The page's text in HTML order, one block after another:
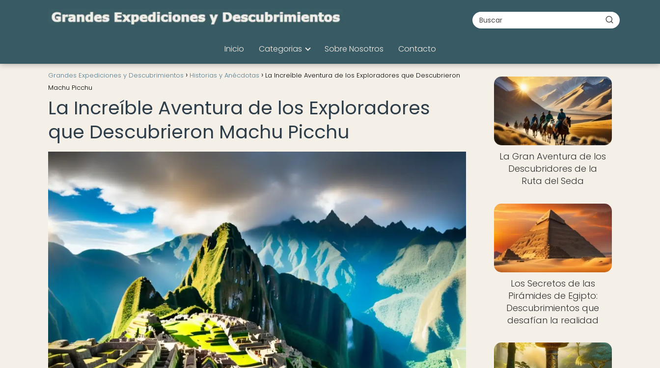
Inicio Categorias Sobre Nosotros Contacto
Grandes Expediciones y Descubrimientos Historias y Anécdotas
La Increíble Aventura de los Exploradores que Descubrieron
Machu Picchu
La Increíble Aventura de los Exploradores
que Descubrieron Machu Picchu
La Gran Aventura de los
Descubridores de la
Ruta del Seda
Los Secretos de las
Pirámides de Egipto:
Descubrimientos que
desafían la realidad